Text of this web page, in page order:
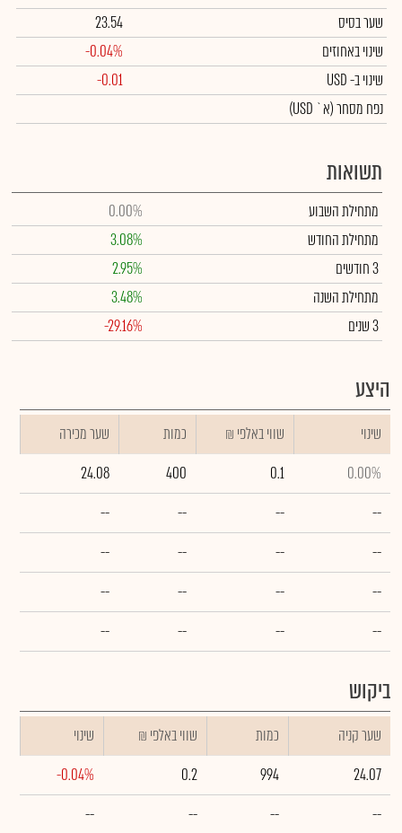
שער בסיס
23.54
שינוי באחוזים
-0.04%
שינויב- USD
-0.01
נפח מסחר(א` USD)
תשואות
מתחילת השבוע
0.00%
מתחילת החודש
3.08%
3 חודשים
2.95%
מתחילת השנה
3.48%
3 שנים
-29.16%
היצע
שינוי ₪ שווי באלפי כמות
שער מכירה
0.00%
0.1
400
24.08
--
--
--
--
--
--
--
--
--
--
--
--
--
--
--
--
ביקוש
שער קניה כמות ₪ שווי באלפי
שינוי
24.07
994
0.2
-0.04%
--
--
--
--